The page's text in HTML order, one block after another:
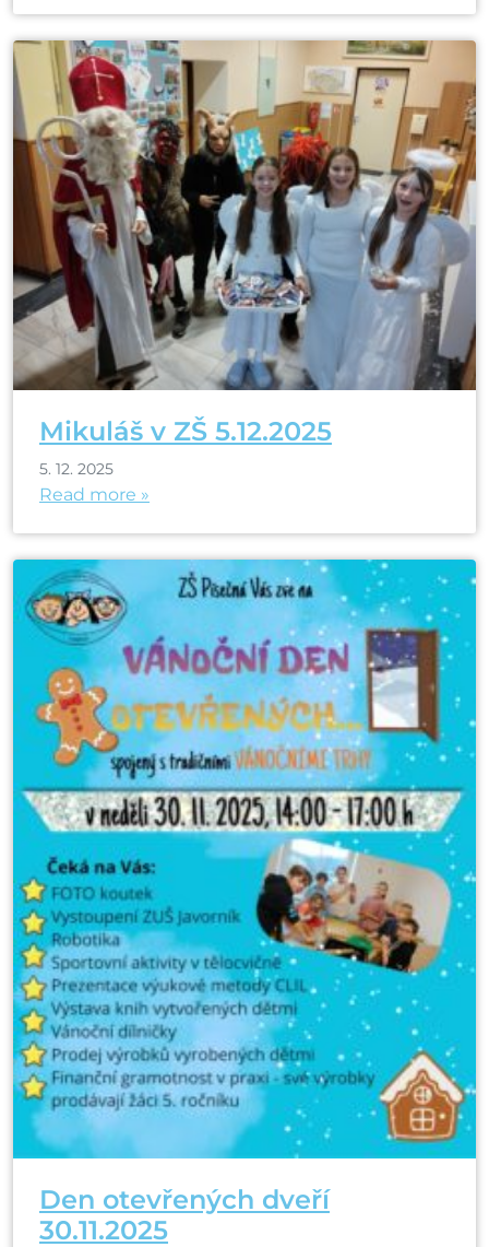
Mikuláš v ZŠ 5.12.2025
5. 12. 2025
Read more »
Den otevřených dveří
30.11.2025